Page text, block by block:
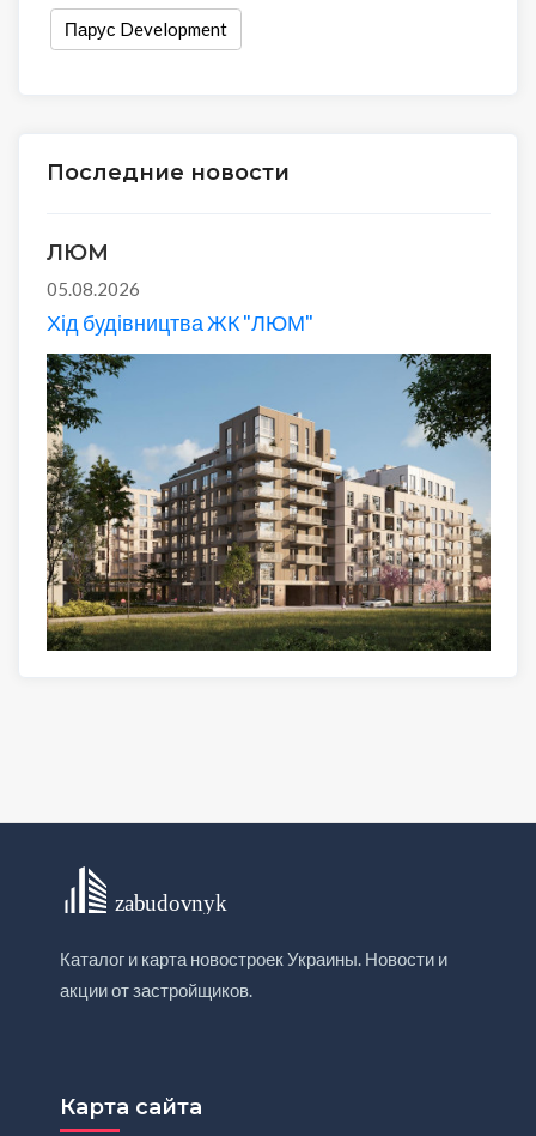
Парус Development
Последние новости
ЛЮМ
05.08.2026
Хід будівництва ЖК "ЛЮМ"
Каталог и карта новостроек Украины. Новости и
акции от застройщиков.
Карта сайта